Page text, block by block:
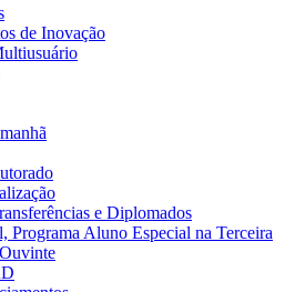
de Inovação
e Diplomados
Programa Aluno Especial na Terceira